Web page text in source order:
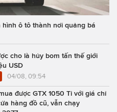
ô tô thành nơi quảng bá
cho là hủy bom tấn thế giới
USD
04/08, 09:54
được GTX 1050 Ti với giá chỉ
hàng đồ cũ, vẫn chạy